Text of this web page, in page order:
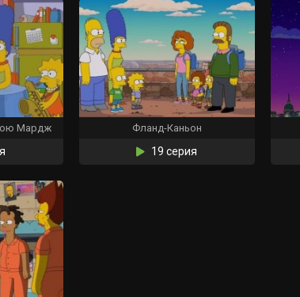
Мардж Фланд-Каньон
19 серия